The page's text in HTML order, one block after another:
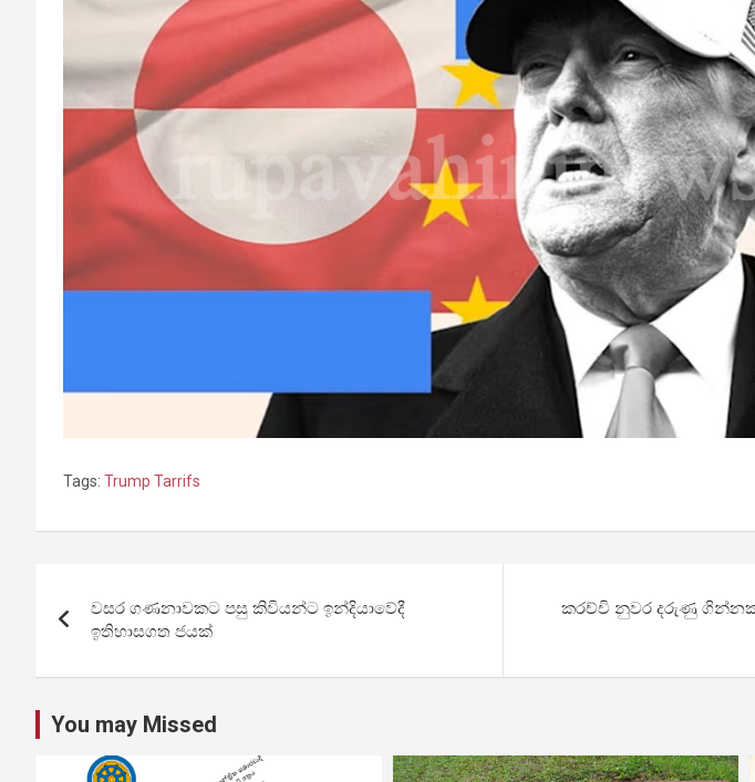
Tags: Trump Tarrifs
navigation
වසර ගණනාවකට පසු කිවියන්ට ඉන්දියාවේදී
ඉතිහාසගත ජයක්
කරච්චි නුවර දරුණු
You may Missed